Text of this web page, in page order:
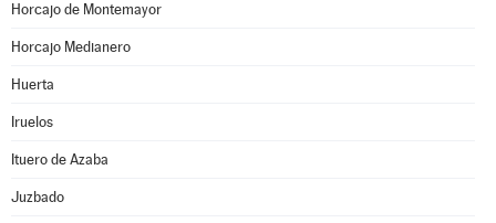
Horcajo de Montemayor
Horcajo Medianero
Huerta
Iruelos
Ituero de Azaba
Juzbado